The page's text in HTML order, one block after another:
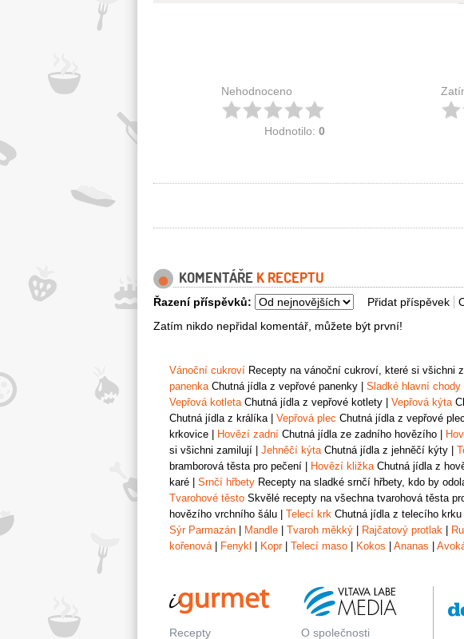
Nehodnoceno
Hodnotilo: 0
KOMENTÁŘE K RECEPTU
Přidat příspěvek
Řazení příspěvků:
Zatím nikdo nepřidal komentář, můžete být první!
Vánoční cukroví Recepty na vánoční cukroví, které si všichni
panenkaChutná jídla z vepřové panenky Sladké hlavní chody
Vepřová kotletaChutná jídla z vepřové kotlety Vepřová kýta
Chutná jídla z králíka| Vepřová plec Chutná jídla z vepřové
krkovice
Hovězí zadní Chutná jídla ze zadního hovězího
si všichni zamilují
Jehněčí kýtaChutná jídla z jehněčí kýty
bramborová těsta pro pečení
Hovězí kližkaChutná jídla z
karé
Srnčí hřbety Recepty na sladké srnčí hřbety, kdo by
Tvarohové těsto Skvělé recepty na všechna tvarohová těsta
hovězího vrchního šálu
Telecí krk Chutná jídla z telecího krku
Sýr Parmazán
Mandle Tvaroh měkký Rajčatový protlak
kořenová| Fenykl Kopr| Telecí maso Kokos Ananas
Recepty O společnosti